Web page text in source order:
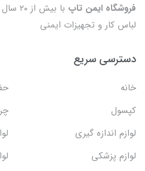
فروشگاه ایمن تاپ
با
لباس کار و تجهیزات ایمنی
دسترسی سریع
خانه
کپسول
لوازم اندازه گیری
لوازم پزشکی